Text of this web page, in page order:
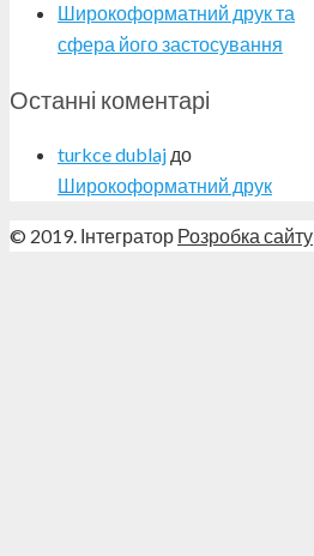
Широкоформатний друк та
сфера його застосування
Останні коментарі
turkce dublaj до
Широкоформатний друк
© 2019. Інтегратор Розробка сайту